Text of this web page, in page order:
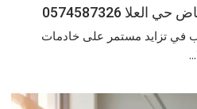
0574587326
في تزايد مستمر على خادمات